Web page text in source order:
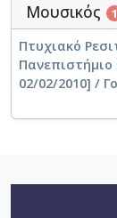
Μουσικός 1
Πτυχιακό
02/02/2010] /